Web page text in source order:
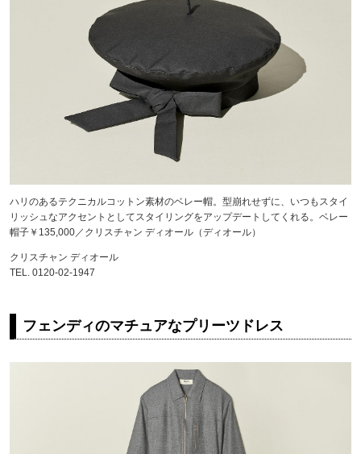
ハリのあるテクニカルコットン素材のベレー帽。型崩れせずに、いつもスタイ
リッシュなアクセントとしてスタイリングをアップデートしてくれる。ベレー
帽子￥135,000／クリスチャン ディオール（ディオール）
クリスチャン ディオール
TEL. 0120-02-1947
フェンディのマチュアなプリーツドレス